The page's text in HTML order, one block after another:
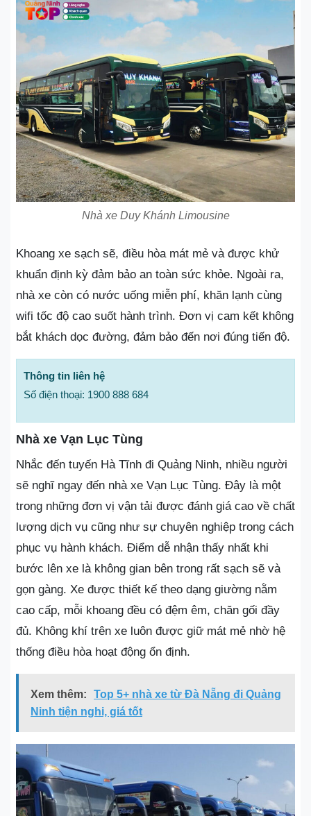
Nhà xe Duy Khánh Limousine
Khoang xe sạch sẽ, điều hòa mát mẻ và được khử
khuẩn định kỳ đảm bảo an toàn sức khỏe. Ngoài ra,
nhà xe còn có nước uống miễn phí, khăn lạnh cùng
wifi tốc độ cao suốt hành trình. Đơn vị cam kết không
bắt khách dọc đường, đảm bảo đến nơi đúng tiến độ.
Thông tin liên hệ
Số điện thoại: 1900 888 684
Nhà xe Vạn Lục Tùng
Nhắc đến tuyến Hà Tĩnh đi Quảng Ninh, nhiều người
sẽ nghĩ ngay đến nhà xe Vạn Lục Tùng. Đây là một
trong những đơn vị vận tải được đánh giá cao về chất
lượng dịch vụ cũng như sự chuyên nghiệp trong cách
phục vụ hành khách. Điểm dễ nhận thấy nhất khi
bước lên xe là không gian bên trong rất sạch sẽ và
gọn gàng. Xe được thiết kế theo dạng giường nằm
cao cấp, mỗi khoang đều có đệm êm, chăn gối đầy
đủ. Không khí trên xe luôn được giữ mát mẻ nhờ hệ
thống điều hòa hoạt động ổn định.
Xem thêm:
Top 5+ nhà xe từ Đà Nẵng đi Quảng
Ninh tiện nghi, giá tốt